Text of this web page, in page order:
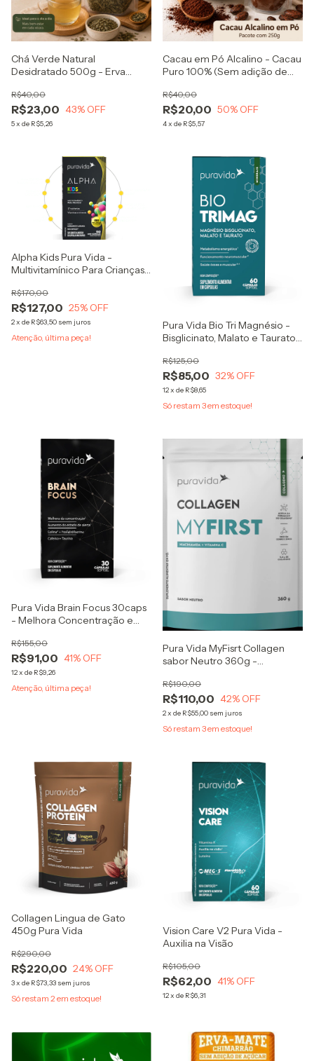
Chá Verde Natural
Desidratado 500g - Erva
Sinensis
R$23,00
R$40,00
43% OFF
5x de R$5,26
Cacau em Pó Alcalino - Cacau
Puro 100% (Sem adição de
funcionais, bolos, bebidas
R$20,00
R$40,00
50% OFF
4x de R$5,57
Alpha Kids Pura Vida -
Multivitamínico Para Crianças
ou Mastigáveis
R$127,00
R$170,00
25% OFF
2x de R$63,50 sem juros
Atenção, última peça!
Pura Vida Bio Tri Magnésio -
Bisglicinato, Malato e Taurato
R$85,00
R$125,00
32% OFF
12x de R$8,65
Só restam 3em estoque!
Pura Vida Brain Focus 30caps
- Melhora Concentração e
R$91,00
R$155,00
41% OFF
12x de R$9,26
Atenção, última peça!
Pura Vida MyFisrt Collagen
sabor Neutro 360g -
R$110,00
R$190,00
42% OFF
2x de R$55,00 sem juros
Só restam 3em estoque!
Collagen Lingua de Gato
450g Pura Vida
R$220,00
R$290,00
24% OFF
3x de R$73,33 sem juros
Só restam 2 em estoque!
Vision Care V2 Pura Vida -
Auxilia na Visão
R$62,00
R$105,00
41% OFF
12x de R$6,31